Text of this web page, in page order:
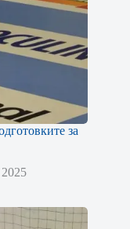
за